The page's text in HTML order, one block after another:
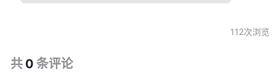
112次浏览
共 0 条评论